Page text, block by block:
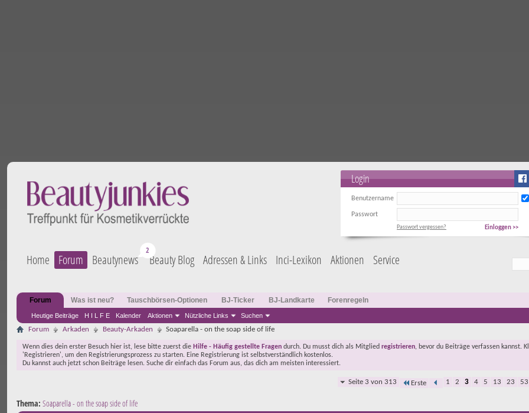
Login
Benutzername
Passwort
Einloggen >>
Passwort vergessen?
Home Forum Beautynews Beauty Blog Adressen & Links Inci-Lexikon Aktionen Service
Forum
Heutige Beiträge H I L F E Kalender Aktionen Nützliche Links Suchen
Was ist neu? Tauschbörsen-Optionen BJ-Ticker BJ-Landkarte Forenregeln
Forum Arkaden Beauty-Arkaden Soaparella - on the soap side of life
Wenn dies dein erster Besuch hier ist, lese bitte zuerst die Hilfe - Häufig gestellte Fragen durch. Du musst dich als Mitglied registrieren, bevor du Beiträge verfassen kannst.
'Registrieren', um den Registrierungsprozess zu starten. Eine Registrierung ist selbstverständlich kostenlos.
Du kannst auch jetzt schon Beiträge lesen. Suche dir einfach das Forum aus, das dich am meisten interessiert.
Seite 3 von 313 Erste 1 2 3 4 5 13 23 53
Thema: Soaparella - on the soap side of life